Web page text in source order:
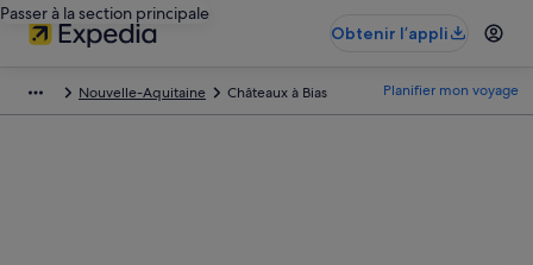
Passer à la section principale
Obtenir l’appli
Nouvelle-Aquitaine Châteaux à Bias Planifier mon voyage